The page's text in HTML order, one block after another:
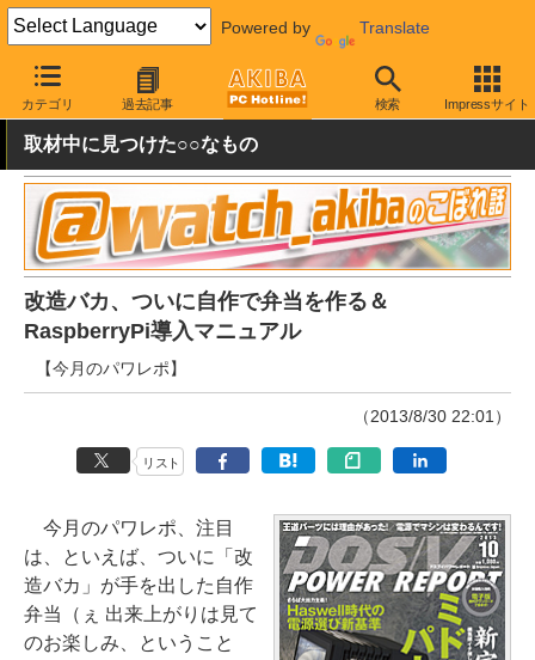
Powered by Translate
カテゴリ 過去記事 検索 Impressサイト
AKIBA PC Hotline! その他
取材中に見つけた○○なもの
改造バカ、ついに自作で弁当を作る＆
RaspberryPi導入マニュアル
【今月のパワレポ】
（2013/8/30 22:01）
リスト
今月のパワレポ、注目
は、といえば、ついに「改
造バカ」が手を出した自作
弁当（ぇ 出来上がりは見て
のお楽しみ、ということ